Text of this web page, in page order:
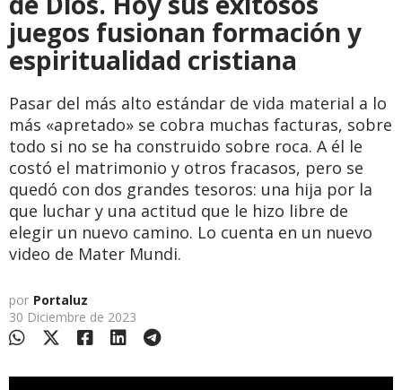
juegos fusionan formación y
espiritualidad cristiana
Pasar del más alto estándar de vida material a lo
más «apretado» se cobra muchas facturas, sobre
todo si no se ha construido sobre roca. A él le
costó el matrimonio y otros fracasos, pero se
quedó con dos grandes tesoros: una hija por la
que luchar y una actitud que le hizo libre de
elegir un nuevo camino. Lo cuenta en un nuevo
video de Mater Mundi.
por Portaluz
30 Diciembre de 2023